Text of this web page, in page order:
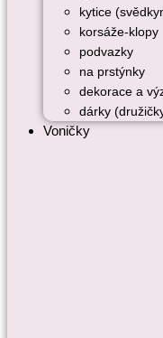
kytice
korsáže-klopy
podvazky
na prstýnky
dekorace a
dárky
Voničky